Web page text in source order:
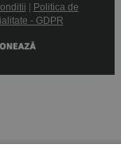
| Politica de
- GDPR